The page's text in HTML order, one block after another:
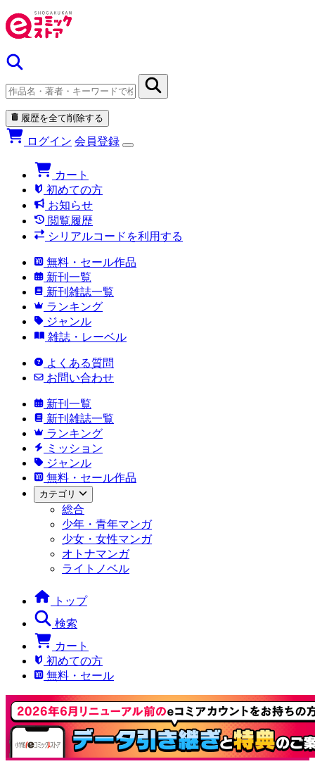
履歴を全て削除する
ログイン 会員登録
カート
初めての方
お知らせ
閲覧履歴
シリアルコードを利用する
無料・セール作品
新刊一覧
新刊雑誌一覧
ランキング
ジャンル
雑誌・レーベル
よくある質問
お問い合わせ
新刊一覧
新刊雑誌一覧
ランキング
ミッション
ジャンル
無料・セール作品
カテゴリ
総合
少年・青年マンガ
少女・女性マンガ
オトナマンガ
ライトノベル
トップ
検索
カート
初めての方
無料・セール